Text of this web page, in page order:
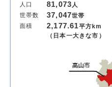
人口 81,073人
世帯数
37,047世帯
面積
2,177.61平方km
（日本一大きな市）